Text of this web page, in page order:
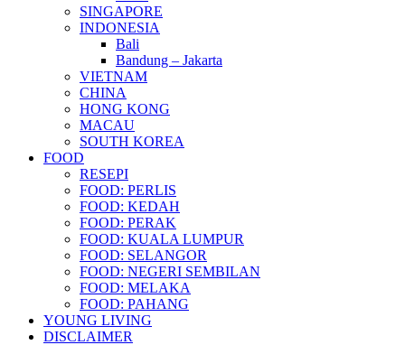
SINGAPORE
INDONESIA
Bali
Bandung – Jakarta
VIETNAM
CHINA
HONG KONG
MACAU
SOUTH KOREA
FOOD
RESEPI
FOOD: PERLIS
FOOD: KEDAH
FOOD: PERAK
FOOD: KUALA LUMPUR
FOOD: SELANGOR
FOOD: NEGERI SEMBILAN
FOOD: MELAKA
FOOD: PAHANG
YOUNG LIVING
DISCLAIMER